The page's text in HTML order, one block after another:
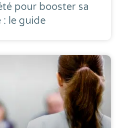
pour booster sa
: le guide